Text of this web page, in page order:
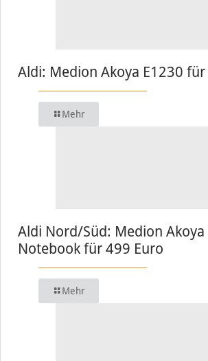
Aldi: Medion Akoya E1230
Mehr
Aldi Nord/Süd: Medion Akoya
Notebook für 499 Euro
Mehr